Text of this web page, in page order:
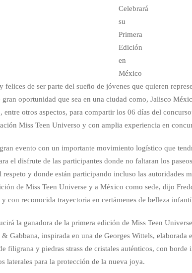
Celebrará
su
Primera
Edición
en
México
felices de ser parte del sueño de jóvenes que quieren
oportunidad que sea en una ciudad como, Jalisco
entre otros aspectos, para compartir los 06 días del
Miss Teen Universo y con amplia experiencia en
evento con un importante movimiento logístico que
el disfrute de las participantes donde no faltaran los
respeto y donde están participando incluso las autoridades
de Miss Teen Universe y a México como sede, dijo
con reconocida trayectoria en certámenes de belleza
la ganadora de la primera edición de Miss Teen
Gabbana, inspirada en una de Georges Wittels, elaborada
filigrana y piedras strass de cristales auténticos, con
laterales para la protección de la nueva joya.